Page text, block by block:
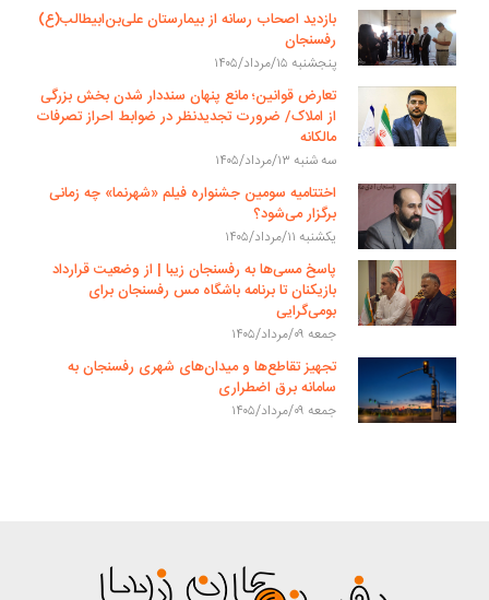
بازدید اصحاب رسانه از بیمارستان علی‌بن‌ابیطالب(ع)
رفسنجان
پنجشنبه ۱۵/مرداد/۱۴۰۵
تعارض قوانین؛ مانع پنهان سنددار شدن بخش بزرگی
از املاک/ ضرورت تجدیدنظر در ضوابط احراز تصرفات
مالکانه
سه شنبه ۱۳/مرداد/۱۴۰۵
اختتامیه سومین جشنواره فیلم «شهرنما» چه زمانی
برگزار می‌شود؟
یکشنبه ۱۱/مرداد/۱۴۰۵
پاسخ مسی‌ها به رفسنجان زیبا | از وضعیت قرارداد
بازیکنان تا برنامه باشگاه مس رفسنجان برای
بومی‌گرایی
جمعه ۰۹/مرداد/۱۴۰۵
تجهیز تقاطع‌ها و میدان‌های شهری رفسنجان به
سامانه برق اضطراری
جمعه ۰۹/مرداد/۱۴۰۵